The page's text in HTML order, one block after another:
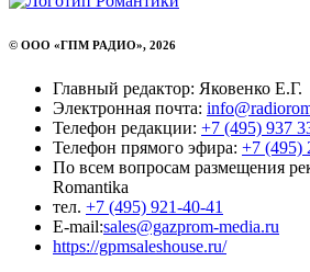
© ООО «ГПМ РАДИО», 2026
Главный редактор: Яковенко Е.Г.
Электронная почта:
Телефон редакции: +7 (495) 937
Телефон прямого эфира: +7 (495)
По всем вопросам размещения
Romantika
тел. +7 (495) 921-40-41
E-mail:sales@gazprom-media.ru
https://gpmsaleshouse.ru/